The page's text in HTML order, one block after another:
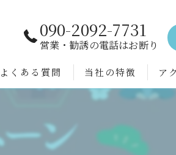
090-2092-7731
営業・勧誘の電話はお断り
よくある質問 当社の特徴
水回り
ア